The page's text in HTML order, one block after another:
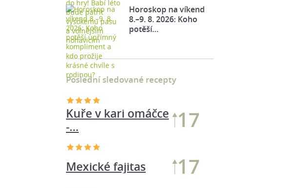
Horoskop na víkend
8.–9. 8. 2026: Koho
potěší…
Poslední sledované recepty
Kuře v kari omáčce
-…
18
Mexické fajitas 17